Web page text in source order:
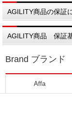
AGILITY商品の保証
AGILITY商品 保証
Brand ブランド
Affa